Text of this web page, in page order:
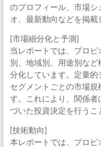
のプロフィール、市場シ
オ、最新動向などを掲載
[市場細分化と予測]
当レポートでは、プロ
別、地域別、用途別な
分化しています。定量
セグメントごとの市場規
す。これにより、関係
づいた投資決定を行うこ
[技術動向]
本レポートでは、プロ